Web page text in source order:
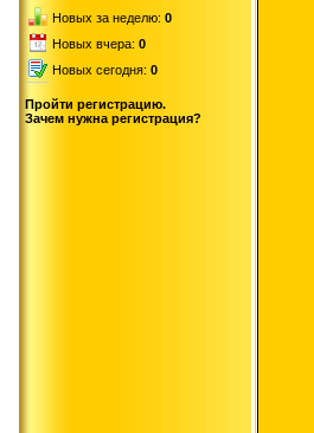
Новых за неделю: 0
Новых вчера: 0
Новых сегодня: 0
Пройти регистрацию.
Зачем нужна регистрация?